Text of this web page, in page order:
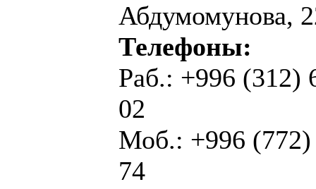
Абдумомунова,
Телефоны:
Раб.: +996 (312)
02
Моб.: +996 (772)
74